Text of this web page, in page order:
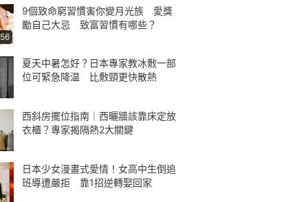
9個致命窮習慣害你變月光族 愛獎
勵自己大忌 致富習慣有哪些？
夏天中暑怎好？日本專家教冰敷一部
位可緊急降温 比敷頸更快散熱
西斜房擺位指南｜西曬牆該靠床定放
衣櫃？專家揭隔熱2大關鍵
日本少女漫畫式愛情！女高中生倒追
班導遭嚴拒 靠1招逆轉娶回家